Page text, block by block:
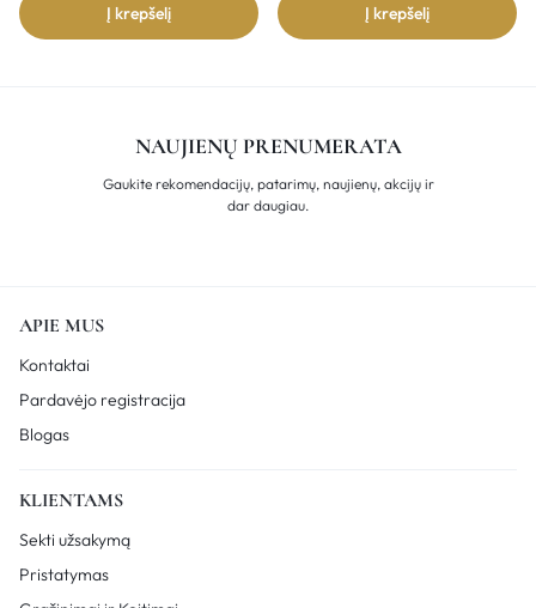
Į krepšelį Į krepšelį
NAUJIENŲ PRENUMERATA
Gaukite rekomendacijų, patarimų, naujienų, akcijų ir
dar daugiau.
APIE MUS
Kontaktai
Pardavėjo registracija
Blogas
KLIENTAMS
Sekti užsakymą
Pristatymas